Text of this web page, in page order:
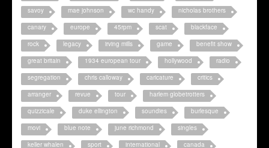
savoy
mae johnson wc handy
nicholas brothers
canary
europe 45rpm scat
blackface
rock
legacy irving mills game
benefit show
great britain
1934 european tour hollywood
radio
segregation
chris calloway caricature
critics
arranger
revue tour
harlem globetrotters
quizzicale
duke ellington soundies
burlesque
movi
blue note june richmond
singles
keller whalen
sport international
canada